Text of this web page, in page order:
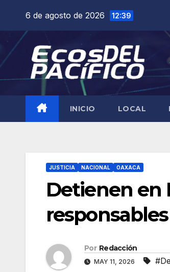
contenido
6 de agosto de 2026 12:39
INICIO LOCAL
JUSTICIA NACIONAL OAXACA
Detienen en
Por Redacción
MAY 11, 2026